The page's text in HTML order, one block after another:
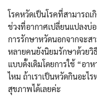
โรคหวัดเป็นโรคที่สามารถ
ช่วงที่อากาศเปลี่ยนแปลงบ่
การรักษาหวัดนอกจากจะส
หลายคนยังนิยมรักษาด้วย
แบบดั้งเดิมโดยการใช้ “อา
ไหม ถ้าเราเป็นหวัดกินอะ
สุขภาพได้เลยค่ะ